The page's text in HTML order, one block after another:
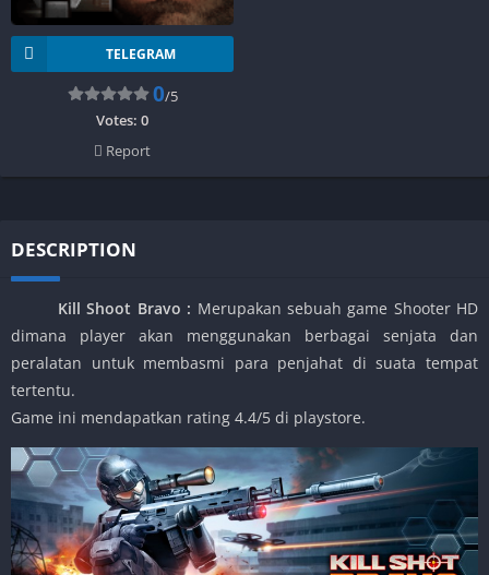
TELEGRAM
0/5
Votes: 0
Report
DESCRIPTION
Kill Shoot Bravo : Merupakan sebuah game Shooter HD
dimana player akan menggunakan berbagai senjata dan
peralatan untuk membasmi para penjahat di suata tempat
tertentu.
Game ini mendapatkan rating 4.4/5 di playstore.